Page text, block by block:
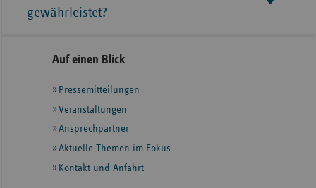
gewährleistet?
Seitennavigation
Seitenleiste
weiteren
Informationen
Auf einen Blick
Pressemitteilungen
Veranstaltungen
Ansprechpartner
Aktuelle Themen im Fokus
Kontakt und Anfahrt